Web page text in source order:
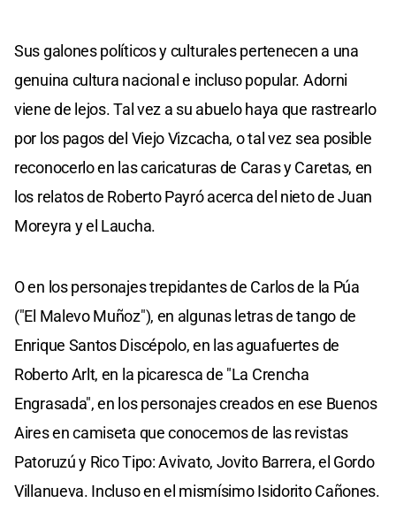
Sus galones políticos y culturales pertenecen a una
genuina cultura nacional e incluso popular. Adorni
viene de lejos. Tal vez a su abuelo haya que rastrearlo
por los pagos del Viejo Vizcacha, o tal vez sea posible
reconocerlo en las caricaturas de Caras y Caretas, en
los relatos de Roberto Payró acerca del nieto de Juan
Moreyra y el Laucha.
O en los personajes trepidantes de Carlos de la Púa
("El Malevo Muñoz"), en algunas letras de tango de
Enrique Santos Discépolo, en las aguafuertes de
Roberto Arlt, en la picaresca de "La Crencha
Engrasada", en los personajes creados en ese Buenos
Aires en camiseta que conocemos de las revistas
Patoruzú y Rico Tipo: Avivato, Jovito Barrera, el Gordo
Villanueva. Incluso en el mismísimo Isidorito Cañones.